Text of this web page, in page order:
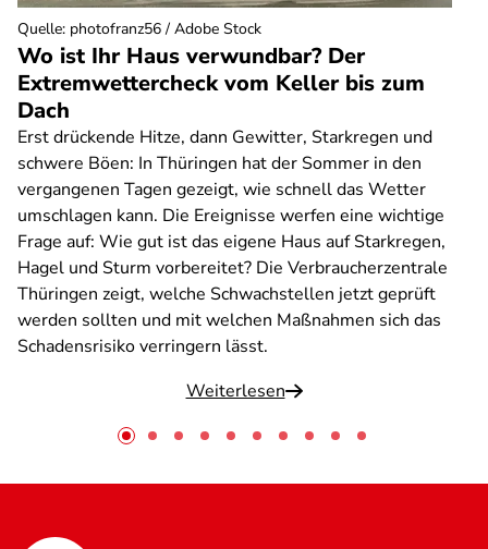
Wo ist Ihr Haus verwundbar? Der
Extremwettercheck vom Keller bis zum
Dach
Erst drückende Hitze, dann Gewitter, Starkregen und
schwere Böen: In Thüringen hat der Sommer in den
vergangenen Tagen gezeigt, wie schnell das Wetter
umschlagen kann. Die Ereignisse werfen eine wichtige
Frage auf: Wie gut ist das eigene Haus auf Starkregen,
Hagel und Sturm vorbereitet? Die Verbraucherzentrale
Thüringen zeigt, welche Schwachstellen jetzt geprüft
werden sollten und mit welchen Maßnahmen sich das
Schadensrisiko verringern lässt.
Weiterlesen
Quelle: photofranz56 / Adobe Stock